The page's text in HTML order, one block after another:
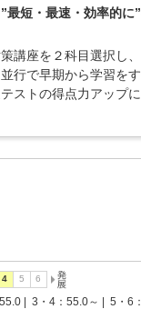
最短・最速・効率的に
講座を２科目選択し
行で早期から学習を
ストの得点力アップ
| 3・4：55.0～ | 5・6